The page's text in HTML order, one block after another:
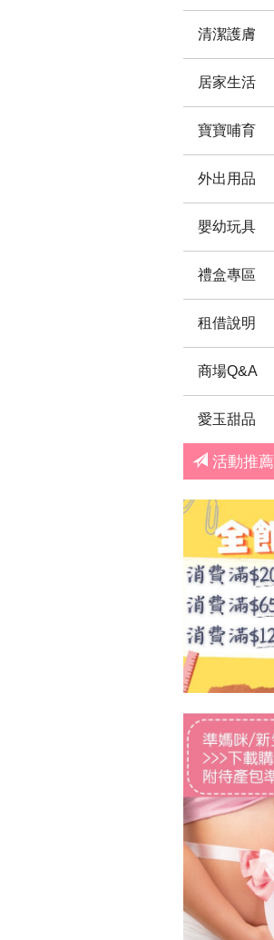
清潔護膚
居家生活
寶寶哺育
外出用品
嬰幼玩具
禮盒專區
租借說明
商場Q&A
愛玉甜品
活動推薦